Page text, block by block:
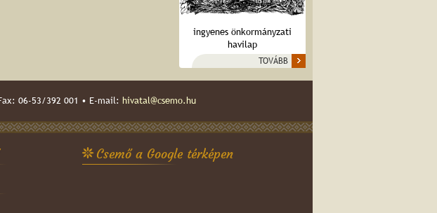
ingyenes önkormányzati
havilap
TOVÁBB
06-53/392 001 • E-mail: hivatal@csemo.hu
Csemő a Google térképen